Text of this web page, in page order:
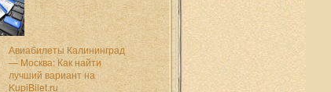
Авиабилеты Калининград
— Москва: Как найти
лучший вариант на
KupiBilet.ru